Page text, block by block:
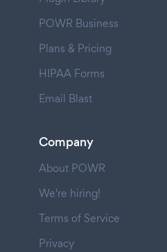
POWR Business
Plans & Pricing
HIPAA Forms
Email Blast
Company
About POWR
We're hiring!
Terms of Service
Privacy